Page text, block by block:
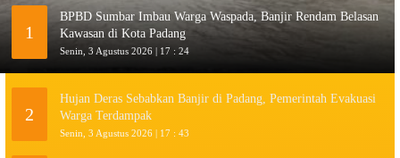
1
BPBD Sumbar Imbau Warga Waspada, Banjir Rendam Belasan
Kawasan di Kota Padang
Senin, 3 Agustus 2026 | 17 : 24
2
Hujan Deras Sebabkan Banjir di Padang, Pemerintah Evakuasi
Warga Terdampak
Senin, 3 Agustus 2026 | 17 : 43